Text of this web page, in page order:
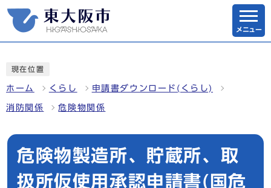
メニュー
現在位置
ホーム くらし 申請書ダウンロード(くらし)
消防関係 危険物関係
危険物製造所、貯蔵所、取
扱所仮使用承認申請書(国危